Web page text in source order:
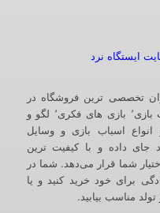
تخصصی ترین فروشگاه در
زمینه اکشن فیگور٬ کمیک بوک٬ اسباب بازی٬ بازی های فکری٬ لگو و
اسباب بازی و وسایل
داده و با کیفیت ترین
شما قرار می‌دهد. شما در
برای خود خرید کنید و یا